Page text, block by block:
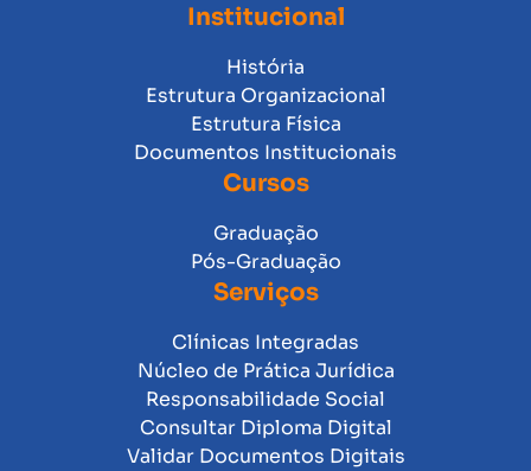
Institucional
História
Estrutura Organizacional
Estrutura Física
Documentos Institucionais
Cursos
Graduação
Pós-Graduação
Serviços
Clínicas Integradas
Núcleo de Prática Jurídica
Responsabilidade Social
Consultar Diploma Digital
Validar Documentos Digitais